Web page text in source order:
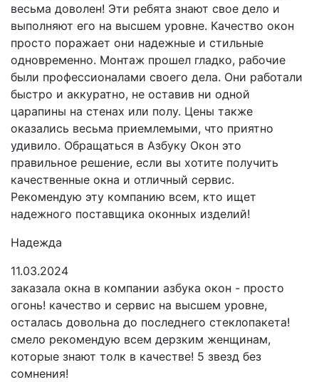
весьма доволен! Эти ребята знают свое дело и
выполняют его на высшем уровне. Качество окон
просто поражает они надежные и стильные
одновременно. Монтаж прошел гладко, рабочие
были профессионалами своего дела. Они работали
быстро и аккуратно, не оставив ни одной
царапины на стенах или полу. Цены также
оказались весьма приемлемыми, что приятно
удивило. Обращаться в Азбуку Окон это
правильное решение, если вы хотите получить
качественные окна и отличный сервис.
Рекомендую эту компанию всем, кто ищет
надежного поставщика оконных изделий!
Надежда
11.03.2024
заказала окна в компании азбука окон - просто
огонь! качество и сервис на высшем уровне,
осталась довольна до последнего стеклопакета!
смело рекомендую всем дерзким женщинам,
которые знают толк в качестве! 5 звезд без
сомнения!